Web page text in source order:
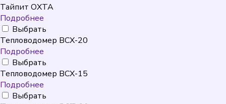
Тайпит ОХТА
Подробнее
Выбрать
Тепловодомер ВСХ-20
Подробнее
Выбрать
Тепловодомер ВСХ-15
Подробнее
Выбрать